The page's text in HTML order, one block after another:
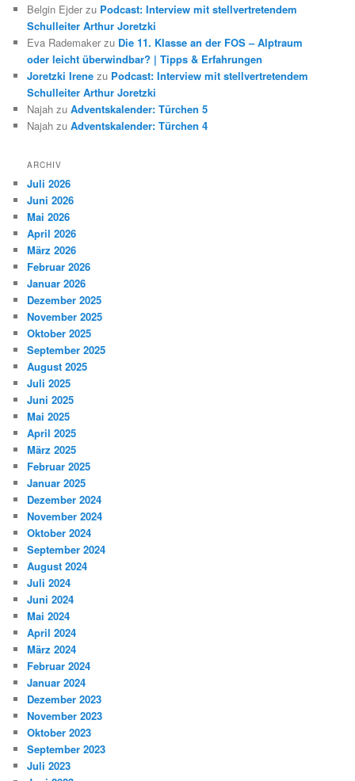
Belgin Ejder zu Podcast: Interview mit stellvertretendem
Schulleiter Arthur Joretzki
Eva Rademaker zu Die 11. Klasse an der FOS – Alptraum
oder leicht überwindbar? | Tipps & Erfahrungen
Joretzki Irene zu Podcast: Interview mit stellvertretendem
Schulleiter Arthur Joretzki
Najah zuAdventskalender: Türchen 5
Najah zuAdventskalender: Türchen 4
ARCHIV
Juli 2026
Juni 2026
Mai 2026
April 2026
März 2026
Februar 2026
Januar 2026
Dezember 2025
November 2025
Oktober 2025
September 2025
August 2025
Juli 2025
Juni 2025
Mai 2025
April 2025
März 2025
Februar 2025
Januar 2025
Dezember 2024
November 2024
Oktober 2024
September 2024
August 2024
Juli 2024
Juni 2024
Mai 2024
April 2024
März 2024
Februar 2024
Januar 2024
Dezember 2023
November 2023
Oktober 2023
September 2023
Juli 2023